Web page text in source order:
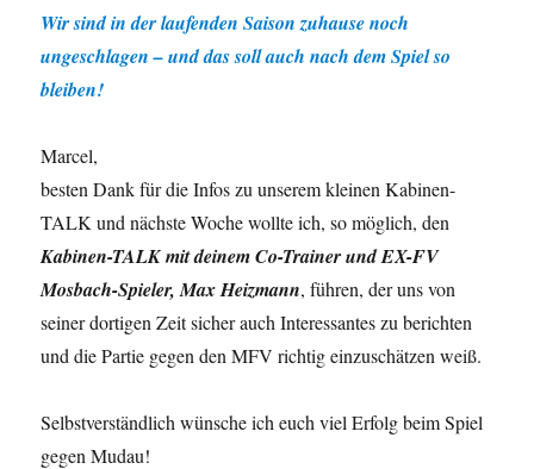
Wir sind in der laufenden Saison zuhause noch
ungeschlagen – und das soll auch nach dem Spiel so
bleiben!
Marcel,
besten Dank für die Infos zu unserem kleinen Kabinen-
TALK und nächste Woche wollte ich, so möglich, den
Kabinen-TALK mit deinem Co-Trainer und EX-FV
Mosbach-Spieler, Max Heizmann, führen, der uns von
seiner dortigen Zeit sicher auch Interessantes zu berichten
und die Partie gegen den MFV richtig einzuschätzen weiß.
Selbstverständlich wünsche ich euch viel Erfolg beim Spiel
gegen Mudau!